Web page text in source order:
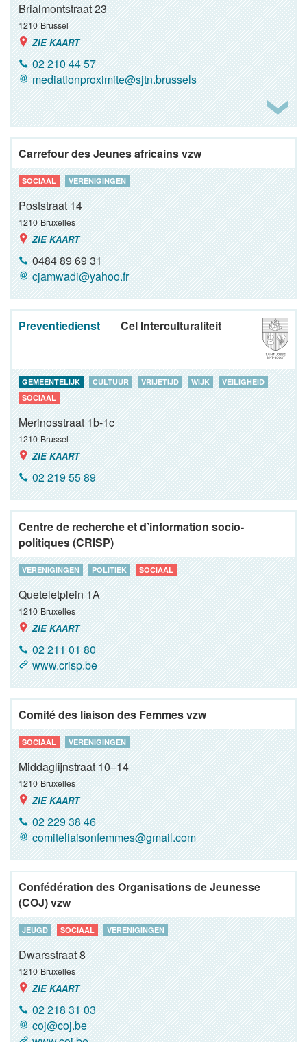
Brialmontstraat 23
1210 Brussel
ZIE KAART
02 210 44 57
mediationproximite@sjtn.brussels
Carrefour des Jeunes africains vzw
SOCIAAL VERENIGINGEN
Poststraat 14
1210 Bruxelles
ZIE KAART
0484 89 69 31
cjamwadi@yahoo.fr
Preventiedienst Cel Interculturaliteit
GEMEENTELIJK CULTUUR VRIJETIJD WIJK
VEILIGHEID
SOCIAAL
Merinosstraat 1b-1c
1210 Brussel
ZIE KAART
02 219 55 89
Centre de recherche et d’information socio-
politiques (CRISP)
VERENIGINGEN POLITIEK SOCIAAL
Queteletplein 1A
1210 Bruxelles
ZIE KAART
02 211 01 80
www.crisp.be
Comité des liaison des Femmes vzw
SOCIAAL VERENIGINGEN
Middaglijnstraat 10–14
1210 Bruxelles
ZIE KAART
02 229 38 46
comiteliaisonfemmes@gmail.com
Confédération des Organisations de Jeunesse
(COJ) vzw
JEUGD SOCIAAL VERENIGINGEN
Dwarsstraat 8
1210 Bruxelles
ZIE KAART
02 218 31 03
coj@coj.be